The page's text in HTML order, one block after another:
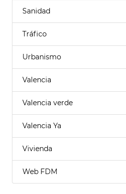
Sanidad
Tráfico
Urbanismo
Valencia
Valencia verde
Valencia Ya
Vivienda
Web FDM